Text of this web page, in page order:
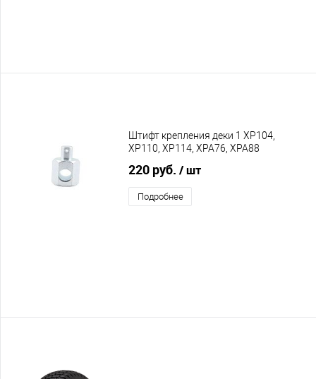
Штифт крепления деки 1 XP104,
XP110, XP114, XPA76, XPA88
220 руб. / шт
Подробнее